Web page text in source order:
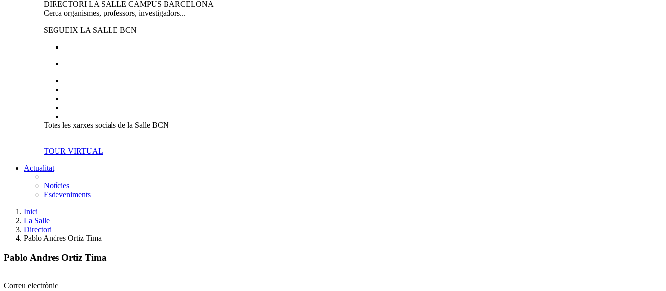
DIRECTORI LA SALLE CAMPUS BARCELONA
Cerca organismes, professors, investigadors...
SEGUEIX LA SALLE BCN
Totes les xarxes socials de la Salle BCN
TOUR VIRTUAL
Actualitat
Notícies
Esdeveniments
Inici
La Salle
Directori
Pablo Andres Ortiz Tima
Pablo Andres Ortiz Tima
Correu electrònic